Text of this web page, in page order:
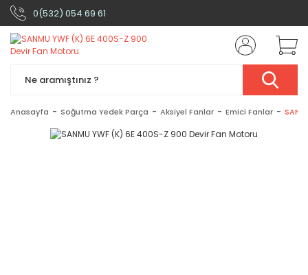
0(532) 054 69 61
Anasayfa Soğutma Yedek Parça Aksiyel Fanlar Emici Fanlar